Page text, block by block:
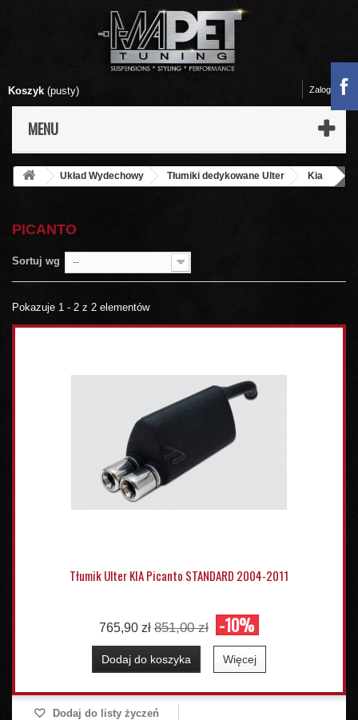
Koszyk (pusty)
MENU
Zaloguj się
Układ Wydechowy Tłumiki dedykowane Ulter
Kia
PICANTO
Sortuj wg --
Pokazuje 1 - 2 z 2 elementów
Tłumik Ulter KIA Picanto STANDARD 2004-2011
765,90 zł 851,00 zł -10%
Dodaj do koszyka Więcej
Dodaj do listy życzeń